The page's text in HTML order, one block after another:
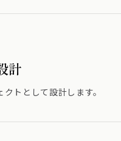
計
トとして設計します。